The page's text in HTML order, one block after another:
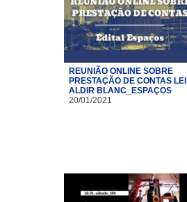
REUNIÃO ONLINE SOBRE
PRESTAÇÃO DE CONTAS LEI
ALDIR BLANC_ESPAÇOS
20/01/2021